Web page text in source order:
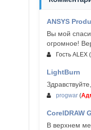
ANSYS
Вы мой
огромное!
Гость ALEX (
LightBurn
progwar (
CorelDRAW
В верхнем